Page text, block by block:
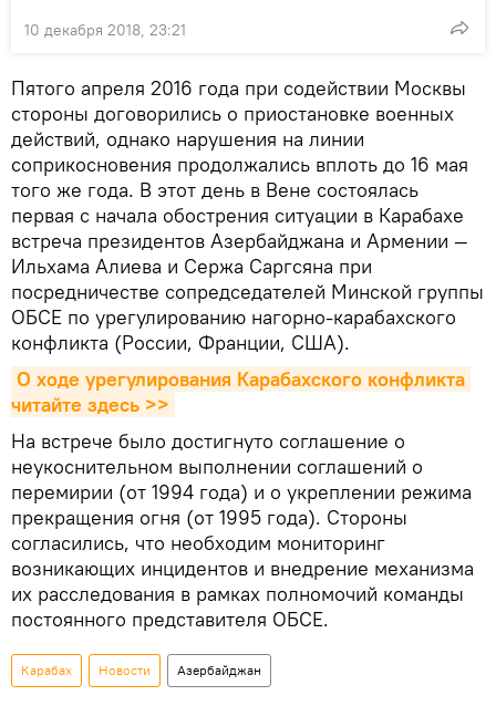
10 декабря 2018, 23:21
Пятого апреля 2016 года при содействии Москвы
стороны договорились о приостановке военных
действий, однако нарушения на линии
соприкосновения продолжались вплоть до 16 мая
того же года. В этот день в Вене состоялась
первая с начала обострения ситуации в Карабахе
встреча президентов Азербайджана и Армении —
Ильхама Алиева и Сержа Саргсяна при
посредничестве сопредседателей Минской группы
ОБСЕ по урегулированию нагорно-карабахского
конфликта (России, Франции, США).
О ходе урегулирования Карабахского конфликта
читайте здесь >>
На встрече было достигнуто соглашение о
неукоснительном выполнении соглашений о
перемирии (от 1994 года) и о укреплении режима
прекращения огня (от 1995 года). Стороны
согласились, что необходим мониторинг
возникающих инцидентов и внедрение механизма
их расследования в рамках полномочий команды
постоянного представителя ОБСЕ.
Карабах Новости Азербайджан